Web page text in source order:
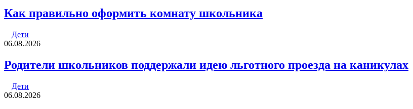
Как правильно оформить комнату школьника
Дети
06.08.2026
Родители школьников поддержали идею льготного проезда на каникулах
Дети
06.08.2026